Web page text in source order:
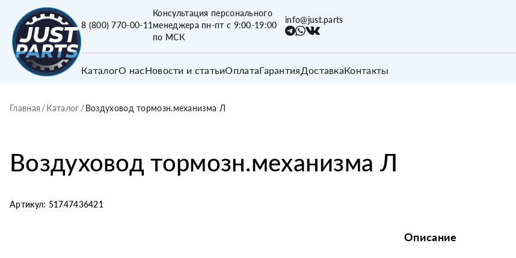
8 (800) 770-00-11
Консультация персонального
менеджера пн-пт с 9:00-19:00
по МСК
info@just.parts
КаталогО насНовости и статьиОплатаГарантия ДоставкаКонтакты
Главная /Каталог /Воздуховод тормозн.механизма Л
Воздуховод тормозн.механизма Л
Артикул: 51747436421
Описание